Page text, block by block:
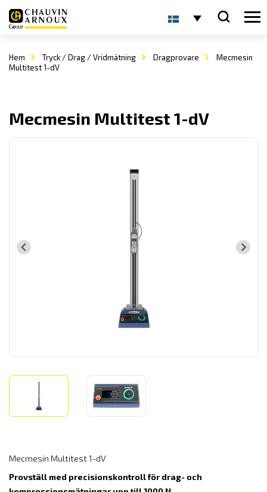
Hem Tryck / Drag / Vridmätning Dragprovare
Mecmesin
Multitest 1-dV
Mecmesin Multitest 1-dV
Mecmesin Multitest 1-dV
Provställ med precisionskontroll för drag- och